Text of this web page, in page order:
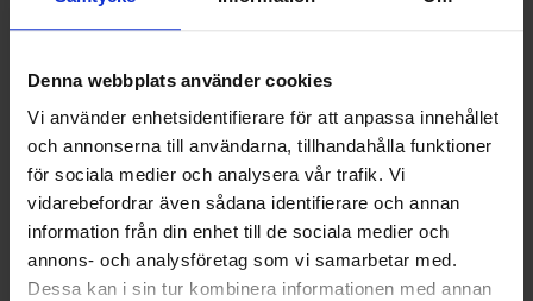
Denna webbplats använder cookies
Vi använder enhetsidentifierare för att anpassa innehållet
och annonserna till användarna, tillhandahålla funktioner
för sociala medier och analysera vår trafik. Vi
vidarebefordrar även sådana identifierare och annan
information från din enhet till de sociala medier och
annons- och analysföretag som vi samarbetar med.
Dessa kan i sin tur kombinera informationen med annan
Pris 26 825KR
Delbetala med Svea(
Lägg i varukorg